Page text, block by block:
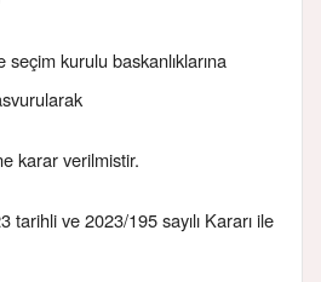
seçim kurulu baskanlıklarına
karar verilmistir.
ve 2023/195 sayılı Kararı ile